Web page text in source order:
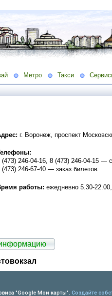
Метро Такси
г. Воронеж, проспект
(473) 246-04-16, 8 (473) 246-04-15 —
(473) 246-67-40 — заказ билетов
работы: ежедневно 5.30-